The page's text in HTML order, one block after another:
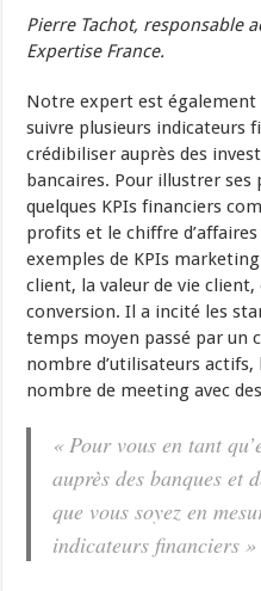
Pierre Tachot, responsable
Expertise France.
Notre expert est également
suivre plusieurs indicateurs
crédibiliser auprès des
bancaires. Pour illustrer
quelques KPIs financiers
profits et le chiffre
exemples de KPIs
client, la valeur de vie
conversion. Il a incité les
temps moyen passé par un
nombre d’utilisateurs
nombre de meeting avec
« Pour vous en tant
auprès des banques et
que vous soyez en
indicateurs financiers »